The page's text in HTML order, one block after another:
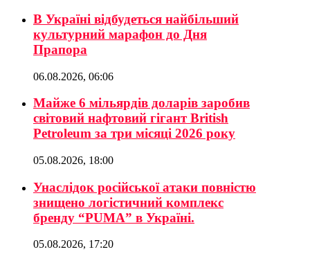
В Україні відбудеться найбільший
культурний марафон до Дня
Прапора
06.08.2026, 06:06
Майже 6 мільярдів доларів заробив
світовий нафтовий гігант British
Petroleum за три місяці 2026 року
05.08.2026, 18:00
Унаслідок російської атаки повністю
знищено логістичний комплекс
бренду “PUMA” в Україні.
05.08.2026, 17:20